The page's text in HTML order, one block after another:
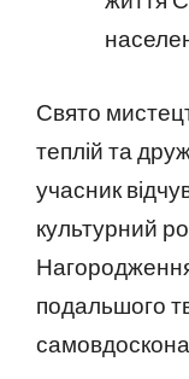
Свято
теплій та
учасник
культурний
подальшого